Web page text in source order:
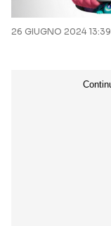
26 GIUGNO 2024 13:39